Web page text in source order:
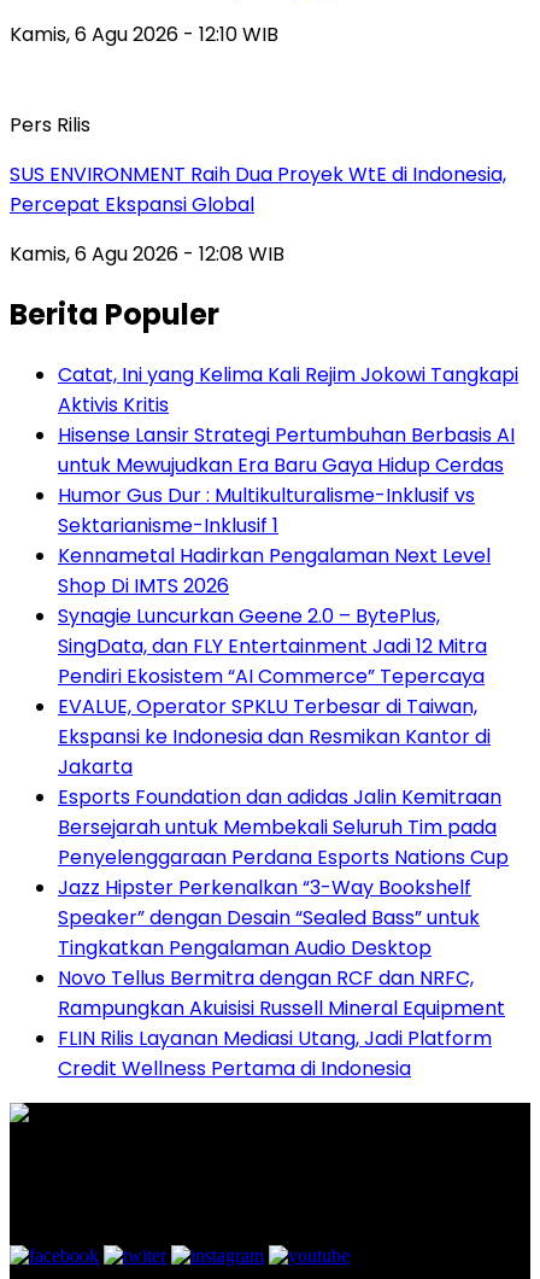
Kamis, 6 Agu 2026 - 12:10 WIB
Pers Rilis
SUS ENVIRONMENT Raih Dua Proyek WtE di Indonesia,
Percepat Ekspansi Global
Kamis, 6 Agu 2026 - 12:08 WIB
Berita Populer
Catat, Ini yang Kelima Kali Rejim Jokowi Tangkapi
Aktivis Kritis
Hisense Lansir Strategi Pertumbuhan Berbasis AI
untuk Mewujudkan Era Baru Gaya Hidup Cerdas
Humor Gus Dur : Multikulturalisme-Inklusif vs
Sektarianisme-Inklusif 1
Kennametal Hadirkan Pengalaman Next Level
Shop Di IMTS 2026
Synagie Luncurkan Geene 2.0 – BytePlus,
SingData, dan FLY Entertainment Jadi 12 Mitra
Pendiri Ekosistem “AI Commerce” Tepercaya
EVALUE, Operator SPKLU Terbesar di Taiwan,
Ekspansi ke Indonesia dan Resmikan Kantor di
Jakarta
Esports Foundation dan adidas Jalin Kemitraan
Bersejarah untuk Membekali Seluruh Tim pada
Penyelenggaraan Perdana Esports Nations Cup
Jazz Hipster Perkenalkan “3-Way Bookshelf
Speaker” dengan Desain “Sealed Bass” untuk
Tingkatkan Pengalaman Audio Desktop
Novo Tellus Bermitra dengan RCF dan NRFC,
Rampungkan Akuisisi Russell Mineral Equipment
FLIN Rilis Layanan Mediasi Utang, Jadi Platform
Credit Wellness Pertama di Indonesia